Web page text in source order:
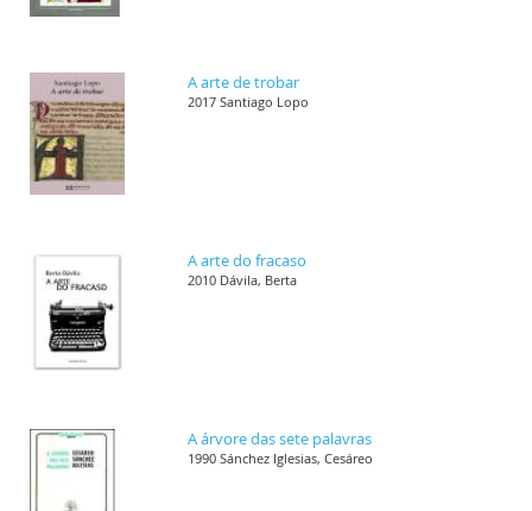
A arte de trobar
2017 Santiago Lopo
A arte do fracaso
2010 Dávila, Berta
A árvore das sete palavras
1990 Sánchez Iglesias, Cesáreo